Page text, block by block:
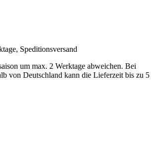
Speditionsversand
um max. 2 Werktage abweichen. Bei
von Deutschland kann die Lieferzeit bis zu 5